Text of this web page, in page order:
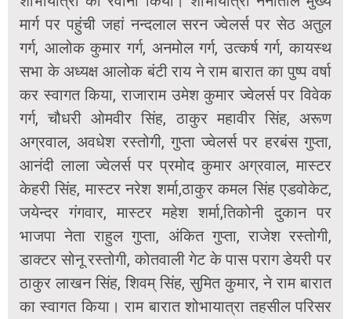
मार्ग पर पहुंची जहां नन्दलाल सरन ज्वेलर्स पर सेठ अतुल
गर्ग, आलोक कुमार गर्ग, अनमोल गर्ग, उत्कर्ष गर्ग, कायस्थ
सभा के अध्यक्ष आलोक बंटी राय ने राम बारात का पुष्प वर्षा
कर स्वागत किया, राजाराम उमेश कुमार ज्वेलर्स पर विवेक
गर्ग, चौधरी ओमवीर सिंह, ठाकुर महावीर सिंह, अरूण
अग्रवाल, अवधेश रस्तोगी, गुप्ता ज्वेलर्स पर हरबंस गुप्ता,
आनंदी लाला ज्वेलर्स पर प्रमोद कुमार अग्रवाल, मास्टर
केहरी सिंह, मास्टर नरेश शर्मा,ठाकुर कमल सिंह एडवोकेट,
जयेन्दर गंगवार, मास्टर महेश शर्मा,तिकोनी दुकान पर
भाजपा नेता राहुल गुप्ता, अंकित गुप्ता, राजेश रस्तोगी,
डाक्टर सोनू रस्तोगी, कोतवाली गेट के पास पराग डेयरी पर
ठाकुर लाखन सिंह, शिवम् सिंह, सुमित कुमार, ने राम बारात
का स्वागत किया। राम बारात शोभायात्रा तहसील परिसर